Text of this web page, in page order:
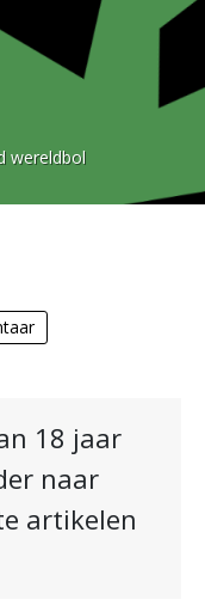
wereldbol
18 jaar
naar
artikelen